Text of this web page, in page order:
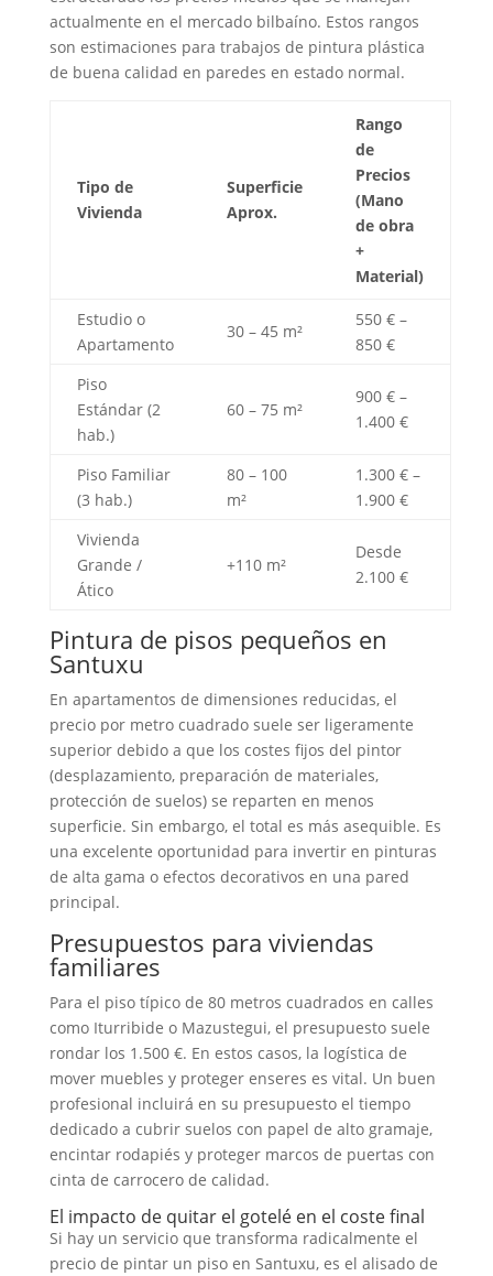
actualmente en el mercado bilbaíno. Estos rangos
son estimaciones para trabajos de pintura plástica
de buena calidad en paredes en estado normal.
Tipo de
Vivienda
Superficie
Aprox.
Rango
de
Precios
(Mano
de obra
+
Material)
Estudio o
Apartamento
30 – 45 m²
550 € –
850 €
Piso
Estándar (2
hab.)
60 – 75 m²
900 € –
1.400 €
Piso Familiar
(3 hab.)
80 – 100
m²
1.300 € –
1.900 €
Vivienda
Grande /
Ático
+110 m²
Desde
2.100 €
Pintura de pisos pequeños en
Santuxu
En apartamentos de dimensiones reducidas, el
precio por metro cuadrado suele ser ligeramente
superior debido a que los costes fijos del pintor
(desplazamiento, preparación de materiales,
protección de suelos) se reparten en menos
superficie. Sin embargo, el total es más asequible. Es
una excelente oportunidad para invertir en pinturas
de alta gama o efectos decorativos en una pared
principal.
Presupuestos para viviendas
familiares
Para el piso típico de 80 metros cuadrados en calles
como Iturribide o Mazustegui, el presupuesto suele
rondar los 1.500 €. En estos casos, la logística de
mover muebles y proteger enseres es vital. Un buen
profesional incluirá en su presupuesto el tiempo
dedicado a cubrir suelos con papel de alto gramaje,
encintar rodapiés y proteger marcos de puertas con
cinta de carrocero de calidad.
El impacto de quitar el gotelé en el coste final
Si hay un servicio que transforma radicalmente el
precio de pintar un piso en Santuxu, es el alisado de